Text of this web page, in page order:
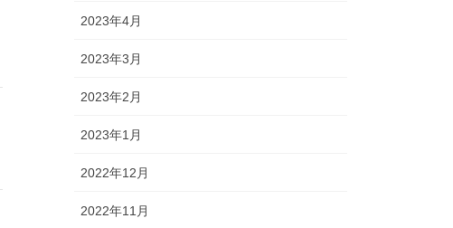
2023年4月
2023年3月
2023年2月
2023年1月
2022年12月
2022年11月